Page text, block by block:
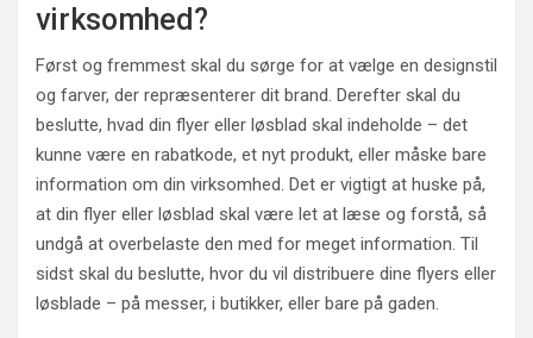
virksomhed?
Først og fremmest skal du sørge for at vælge en designstil
og farver, der repræsenterer dit brand. Derefter skal du
beslutte, hvad din flyer eller løsblad skal indeholde – det
kunne være en rabatkode, et nyt produkt, eller måske bare
information om din virksomhed. Det er vigtigt at huske på,
at din flyer eller løsblad skal være let at læse og forstå, så
undgå at overbelaste den med for meget information. Til
sidst skal du beslutte, hvor du vil distribuere dine flyers eller
løsblade – på messer, i butikker, eller bare på gaden.